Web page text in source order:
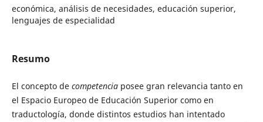
económica, análisis de necesidades, educación superior,
lenguajes de especialidad
Resumo
El concepto de competenciaposee gran relevancia tanto en
el Espacio Europeo de Educación Superior como en
traductología, donde distintos estudios han intentado